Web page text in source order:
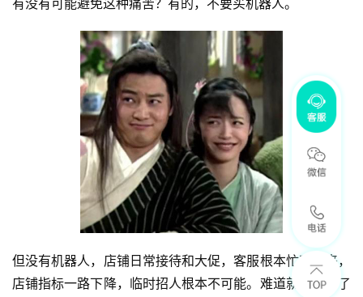
有没有可能避免这种痛苦？有的，不要买机器人。
但没有机器人，店铺日常接待和大促，客服根本忙不过来，
店铺指标一路下降，临时招人根本不可能。难道就没有订了